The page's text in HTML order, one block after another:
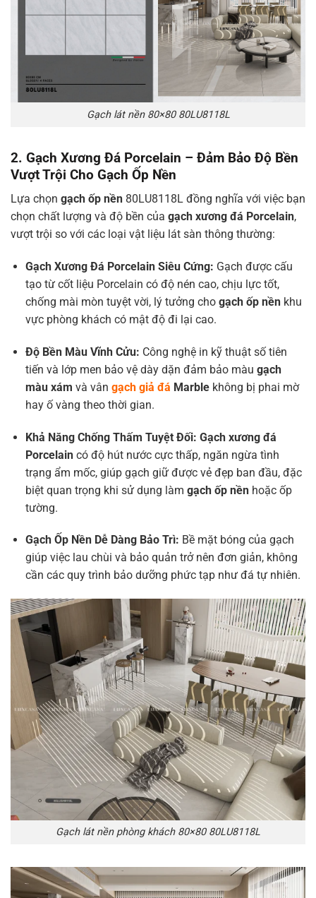
Gạch lát nền 80×80 80LU8118L
2. Gạch Xương Đá Porcelain – Đảm Bảo Độ Bền
Vượt Trội Cho Gạch Ốp Nền
Lựa chọn gạch ốp nền 80LU8118L đồng nghĩa với việc bạn
chọn chất lượng và độ bền của gạch xương đá Porcelain,
vượt trội so với các loại vật liệu lát sàn thông thường:
Gạch Xương Đá Porcelain Siêu Cứng: Gạch được cấu
tạo từ cốt liệu Porcelain có độ nén cao, chịu lực tốt,
chống mài mòn tuyệt vời, lý tưởng cho gạch ốp nềnkhu
vực phòng khách có mật độ đi lại cao.
Độ Bền Màu Vĩnh Cửu: Công nghệ in kỹ thuật số tiên
tiến và lớp men bảo vệ dày dặn đảm bảo màu gạch
màu xám và vân gạch giả đá Marblekhông bị phai mờ
hay ố vàng theo thời gian.
Khả Năng Chống Thấm Tuyệt Đối: Gạch xương đá
Porcelaincó độ hút nước cực thấp, ngăn ngừa tình
trạng ẩm mốc, giúp gạch giữ được vẻ đẹp ban đầu, đặc
biệt quan trọng khi sử dụng làm gạch ốp nềnhoặc ốp
tường.
Gạch Ốp Nền Dễ Dàng Bảo Trì: Bề mặt bóng của gạch
giúp việc lau chùi và bảo quản trở nên đơn giản, không
cần các quy trình bảo dưỡng phức tạp như đá tự nhiên.
Gạch lát nền phòng khách 80×80 80LU8118L